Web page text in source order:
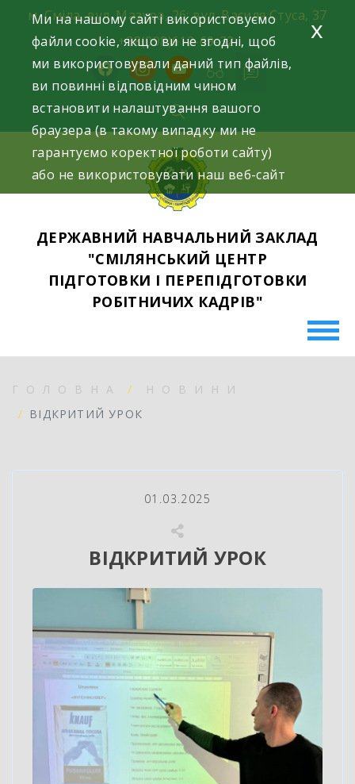
content
м. Сміла, вул. Мазура, 26; вул. Василя Стуса, 37
+38(098)612-69-32.
facebookinstagram
youtube
ДЕРЖАВНИЙ НАВЧАЛЬНИЙ ЗАКЛАД
"СМІЛЯНСЬКИЙ ЦЕНТР
ПІДГОТОВКИ І ПЕРЕПІДГОТОВКИ
РОБІТНИЧИХ КАДРІВ"
ГОЛОВНА
НОВИНИ
ВІДКРИТИЙ УРОК
01.03.2025
ВІДКРИТИЙ УРОК
Ми на нашому сайті використовуємо
файли cookie, якщо ви не згодні, щоб
ми використовували даний тип файлів,
ви повинні відповідним чином
встановити налаштування вашого
браузера (в такому випадку ми не
гарантуємо коректної роботи сайту)
або не використовувати наш веб-сайт
x